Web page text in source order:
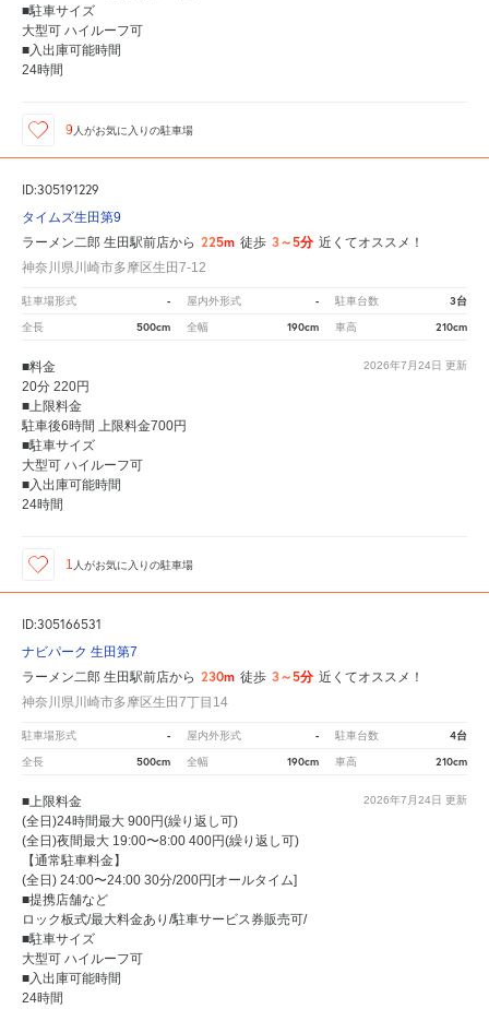
■駐車サイズ
大型可 ハイルーフ可
■入出庫可能時間
24時間
9 人がお気に入りの駐車場
ID:305191229
タイムズ生田第9
ラーメン二郎 生田駅前店から 225m 徒歩 3～5分 近くてオススメ！
神奈川県川崎市多摩区生田7-12
駐車場形式 - 屋内外形式 - 駐車台数 3台
全長 500cm 全幅 190cm 車高 210cm
2026年7月24日 更新
■料金
20分 220円
■上限料金
駐車後6時間 上限料金700円
■駐車サイズ
大型可 ハイルーフ可
■入出庫可能時間
24時間
1 人がお気に入りの駐車場
ID:305166531
ナビパーク 生田第7
ラーメン二郎 生田駅前店から 230m 徒歩 3～5分 近くてオススメ！
神奈川県川崎市多摩区生田7丁目14
駐車場形式 - 屋内外形式 - 駐車台数 4台
全長 500cm 全幅 190cm 車高 210cm
2026年7月24日 更新
■上限料金
(全日)24時間最大 900円(繰り返し可)
(全日)夜間最大 19:00〜8:00 400円(繰り返し可)
【通常駐車料金】
(全日) 24:00〜24:00 30分/200円[オールタイム]
■提携店舗など
ロック板式/最大料金あり/駐車サービス券販売可/
■駐車サイズ
大型可 ハイルーフ可
■入出庫可能時間
24時間